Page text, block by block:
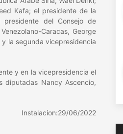
Kafa; el presidente de la
presidente del Consejo de
Caracas, George
la segunda vicepresidencia
y en la vicepresidencia el
diputadas Nancy Ascencio,
Instalacion:29/06/2022